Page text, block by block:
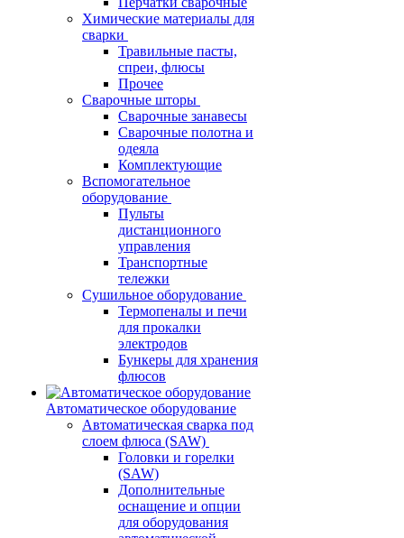
Химические материалы для
сварки
Травильные пасты,
спреи, флюсы
Прочее
Сварочные шторы
Сварочные занавесы
Сварочные полотна и
одеяла
Комплектующие
Вспомогательное
оборудование
Пульты
дистанционного
управления
Транспортные
тележки
Сушильное оборудование
Термопеналы и печи
для прокалки
электродов
Бункеры для хранения
флюсов
Автоматическое оборудование
Автоматическая сварка под
слоем флюса (SAW)
Головки и горелки
(SAW)
Дополнительные
оснащение и опции
для оборудования